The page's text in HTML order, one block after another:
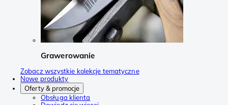
Grawerowanie
Zobacz wszystkie kolekcje tematyczne
Nowe produkty
Oferty & promocje
Obsługa klienta